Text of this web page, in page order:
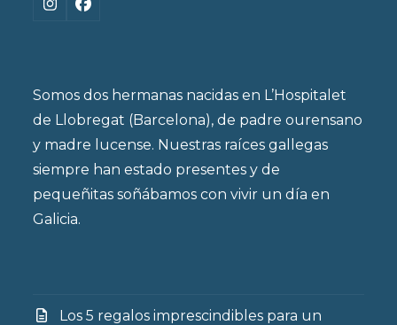
Instagram
Facebook
Somos dos hermanas nacidas en L’Hospitalet
de Llobregat (Barcelona), de padre ourensano
y madre lucense. Nuestras raíces gallegas
siempre han estado presentes y de
pequeñitas soñábamos con vivir un día en
Galicia.
Los 5 regalos imprescindibles para un